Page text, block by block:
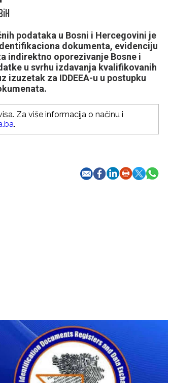
podataka u Bosni i Hercegovini je
dokumenta, evidenciju
indirektno oporezivanje Bosne i
u svrhu izdavanja kvalifikovanih
za IDDEEA-u u postupku
Za više informacija o načinu i
.